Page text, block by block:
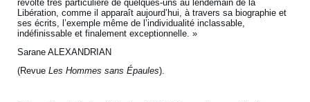
révolte très particulière de quelques-uns au lendemain de la
Libération, comme il apparaît aujourd’hui, à travers sa biographie et
ses écrits, l’exemple même de l’individualité inclassable,
indéfinissable et finalement exceptionnelle. »
Sarane ALEXANDRIAN
(RevueLes Hommes sans Épaules).